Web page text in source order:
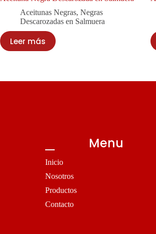
Aceitunas Negras, Negras
Descarozadas en Salmuera
Leer más
Menu
Inicio
Nosotros
Productos
Contacto